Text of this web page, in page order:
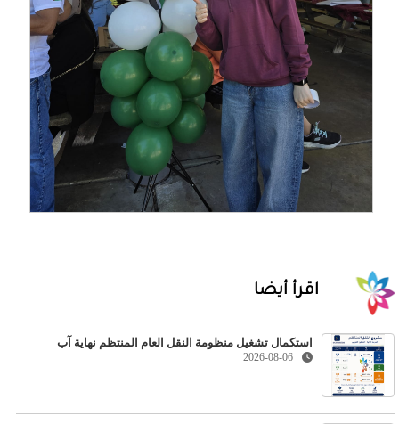
اقرأ أيضا
استكمال تشغيل منظومة النقل العام المنتظم نهاية آب
2026-08-06